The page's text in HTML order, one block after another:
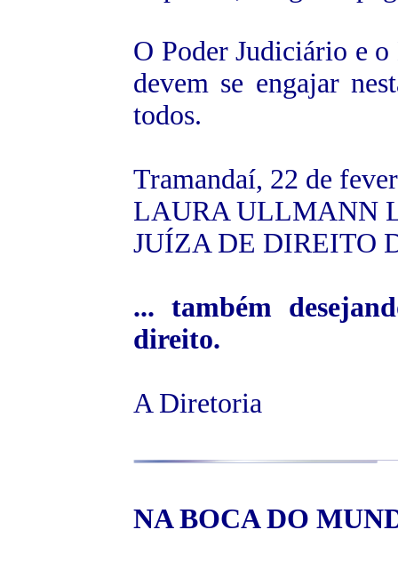
O Poder Judiciário e
devem se engajar
todos.
Tramandaí, 22 de
LAURA ULLMANN
JUÍZA DE DIREITO
... também
direito.
A Diretoria
NA BOCADO